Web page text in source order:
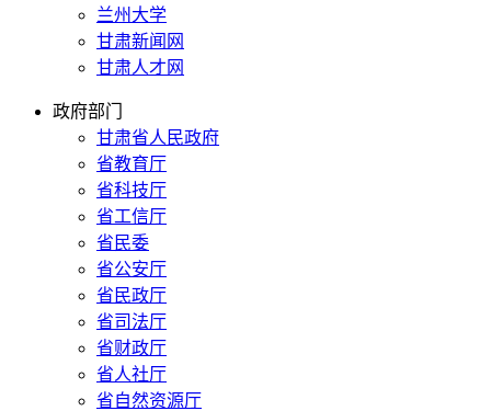
兰州大学
甘肃新闻网
甘肃人才网
政府部门
甘肃省人民政府
省教育厅
省科技厅
省工信厅
省民委
省公安厅
省民政厅
省司法厅
省财政厅
省人社厅
省自然资源厅